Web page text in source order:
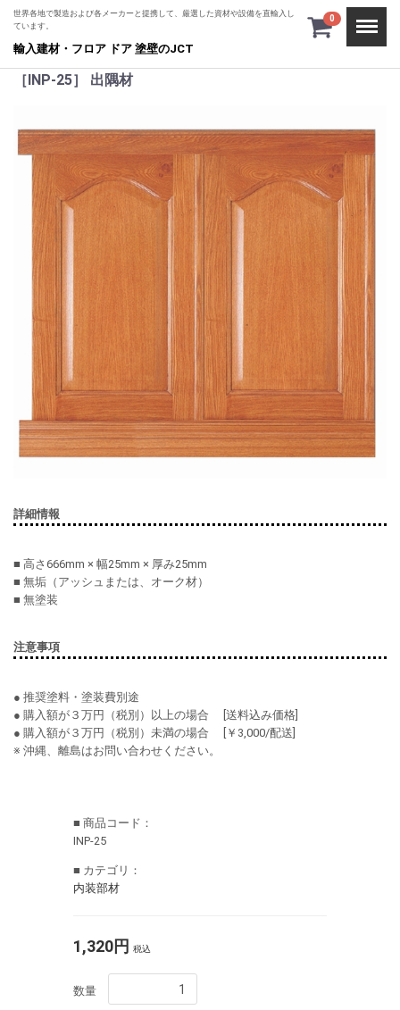
世界各地で製造および各メーカーと提携して、厳選した資材や設備を直輸入し
ています。
輸入建材・フロア ドア 塗壁のJCT
0
［INP-25］ 出隅材
詳細情報
■ 高さ666mm × 幅25mm × 厚み25mm
■ 無垢（アッシュまたは、オーク材）
■ 無塗装
注意事項
● 推奨塗料・塗装費別途
● 購入額が３万円（税別）以上の場合 [送料込み価格]
● 購入額が３万円（税別）未満の場合 [￥3,000/配送]
※ 沖縄、離島はお問い合わせください。
■ 商品コード：
INP-25
■ カテゴリ：
内装部材
1,320円 税込
数量